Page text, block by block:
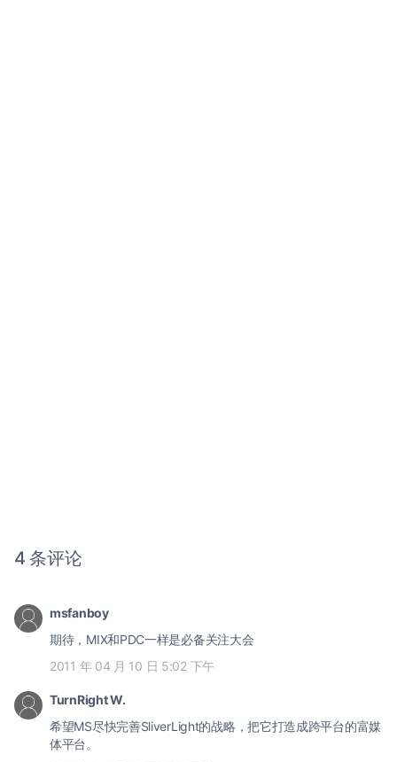
4 条评论
msfanboy
期待，MIX和PDC一样是必备关注大会
2011 年 04 月 10 日 5:02 下午
TurnRight W.
希望MS尽快完善SliverLight的战略，把它打造成跨平台的富媒
体平台。